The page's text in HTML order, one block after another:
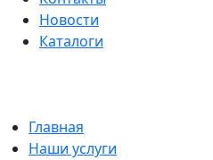
Новости
Каталоги
Главная
Наши услуги